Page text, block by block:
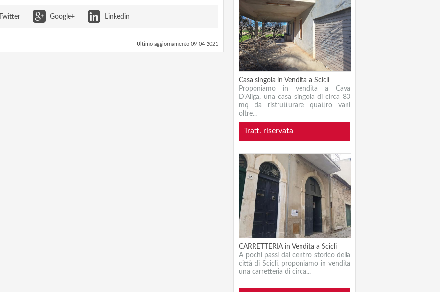
Twitter Google+ Linkedin
Ultimo aggiornamento 09-04-2021
Casa singola in Vendita a Scicli
Proponiamo in vendita a Cava
D'Aliga, una casa singola di circa 80
mq da ristrutturare quattro vani
oltre...
Tratt. riservata
CARRETTERIA in Vendita a Scicli
A pochi passi dal centro storico della
città di Scicli, proponiamo in vendita
una carretteria di circa...